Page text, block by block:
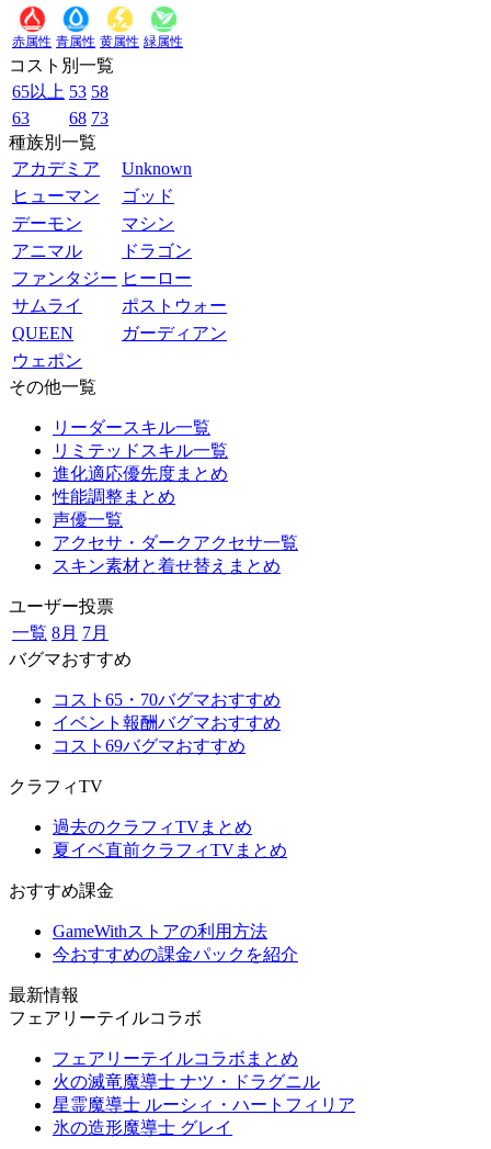
赤属性 青属性 黄属性 緑属性
コスト別一覧
65以上 53 58
63
68 73
種族別一覧
アカデミア
Unknown
ヒューマン
ゴッド
デーモン
マシン
アニマル
ドラゴン
ファンタジー ヒーロー
サムライ
ポストウォー
QUEEN
ガーディアン
ウェポン
その他一覧
リーダースキル一覧
リミテッドスキル一覧
進化適応優先度まとめ
性能調整まとめ
声優一覧
アクセサ・ダークアクセサ一覧
スキン素材と着せ替えまとめ
ユーザー投票
一覧 8月 7月
バグマおすすめ
コスト65・70バグマおすすめ
イベント報酬バグマおすすめ
コスト69バグマおすすめ
クラフィTV
過去のクラフィTVまとめ
夏イベ直前クラフィTVまとめ
おすすめ課金
GameWithストアの利用方法
今おすすめの課金パックを紹介
最新情報
フェアリーテイルコラボ
フェアリーテイルコラボまとめ
火の滅竜魔導士 ナツ・ドラグニル
星霊魔導士 ルーシィ・ハートフィリア
氷の造形魔導士 グレイ